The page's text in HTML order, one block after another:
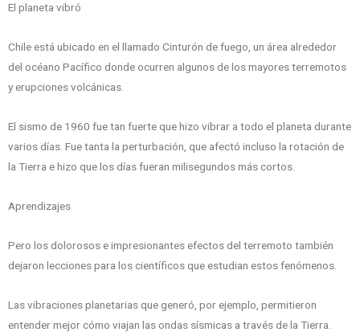
El planeta vibró
Chile está ubicado en el llamado Cinturón de fuego, un área alrededor
del océano Pacífico donde ocurren algunos de los mayores terremotos
y erupciones volcánicas.
El sismo de 1960 fue tan fuerte que hizo vibrar a todo el planeta durante
varios días. Fue tanta la perturbación, que afectó incluso la rotación de
la Tierra e hizo que los días fueran milisegundos más cortos.
Aprendizajes
Pero los dolorosos e impresionantes efectos del terremoto también
dejaron lecciones para los científicos que estudian estos fenómenos.
Las vibraciones planetarias que generó, por ejemplo, permitieron
entender mejor cómo viajan las ondas sísmicas a través de la Tierra.